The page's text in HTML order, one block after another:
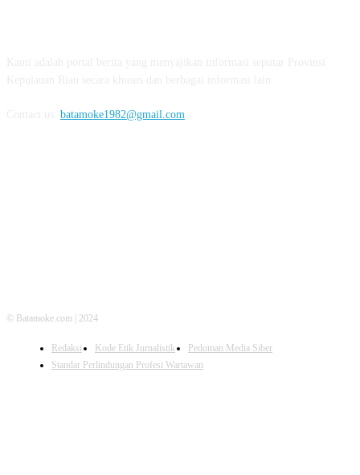
batamoke1982@gmail.com
© Batamoke.com | 2024
Redaksi Kode Etik Jurnalistik
Pedoman Media Siber
Standar Perlindungan Profesi Wartawan